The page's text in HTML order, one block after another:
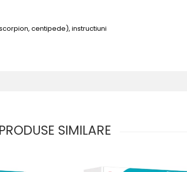
centipede), instructiuni
PRODUSE SIMILARE